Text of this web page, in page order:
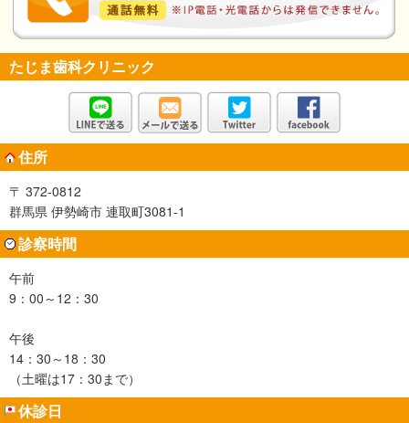
たじま歯科クリニック
住所
〒 372-0812
群馬県 伊勢崎市 連取町3081-1
診察時間
午前
9：00～12：30
午後
14：30～18：30
（土曜は17：30まで）
休診日